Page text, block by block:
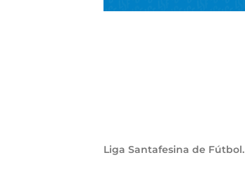
Liga Santafesina de Fútbol.